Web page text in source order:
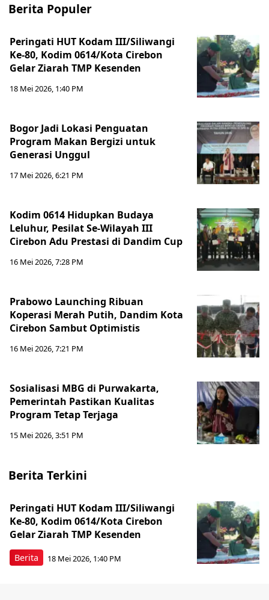
Berita Populer
Peringati HUT Kodam III/Siliwangi
Ke-80, Kodim 0614/Kota Cirebon
Gelar Ziarah TMP Kesenden
18 Mei 2026, 1:40 PM
Bogor Jadi Lokasi Penguatan
Program Makan Bergizi untuk
Generasi Unggul
17 Mei 2026, 6:21 PM
Kodim 0614 Hidupkan Budaya
Leluhur, Pesilat Se-Wilayah III
Cirebon Adu Prestasi di Dandim Cup
16 Mei 2026, 7:28 PM
Prabowo Launching Ribuan
Koperasi Merah Putih, Dandim Kota
Cirebon Sambut Optimistis
16 Mei 2026, 7:21 PM
Sosialisasi MBG di Purwakarta,
Pemerintah Pastikan Kualitas
Program Tetap Terjaga
15 Mei 2026, 3:51 PM
Berita Terkini
Berita
Peringati HUT Kodam III/Siliwangi
Ke-80, Kodim 0614/Kota Cirebon
Gelar Ziarah TMP Kesenden
18 Mei 2026, 1:40 PM